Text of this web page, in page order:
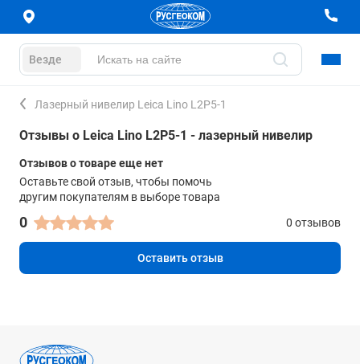
Везде
Лазерный нивелир Leica Lino L2P5-1
Отзывы о Leica Lino L2P5-1 - лазерный нивелир
Отзывов о товаре еще нет
Оставьте свой отзыв, чтобы помочь
другим покупателям в выборе товара
0 0 отзывов
Оставить отзыв